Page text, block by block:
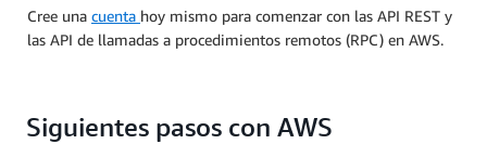
Cree una cuenta hoy mismo para comenzar con las API REST y
las API de llamadas a procedimientos remotos (RPC) en AWS.
Siguientes pasos con AWS